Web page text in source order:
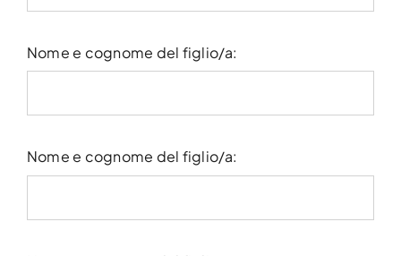
Nome e cognome del figlio/a:
Nome e cognome del figlio/a: